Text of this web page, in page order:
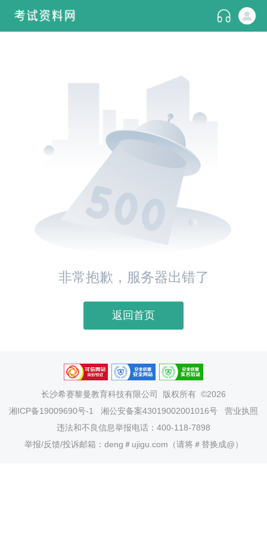
非常抱歉，服务器出错了
返回首页
长沙希赛黎曼教育科技有限公司
版权所有 ©2026
湘ICP备19009690号-1
湘公安备案43019002001016号
营业执照
违法和不良信息举报电话：400-118-7898
举报/反馈/投诉邮箱：deng＃ujigu.com（请将＃替换成@）